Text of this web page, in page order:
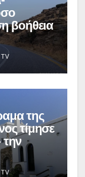
βοήθεια
της
τίμησε
την